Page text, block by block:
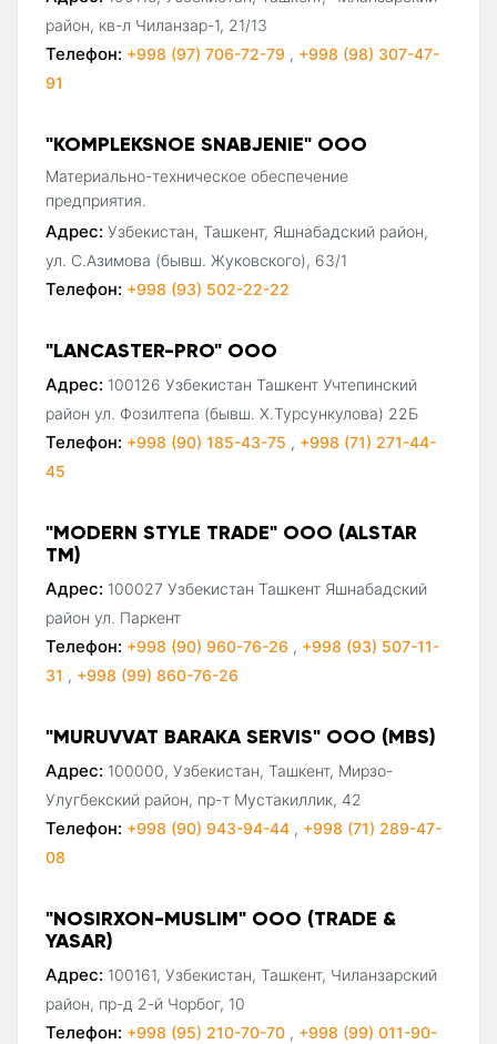
район, кв-л Чиланзар-1, 21/13
Телефон: +998 (97) 706-72-79 , +998 (98) 307-47-
91
"KOMPLEKSNOE SNABJENIE" ООО
Материально-техническое обеспечение
предприятия.
Адрес: Узбекистан, Ташкент, Яшнабадский район,
ул. С.Азимова (бывш. Жуковского), 63/1
Телефон: +998 (93) 502-22-22
"LANCASTER-PRO" ООО
Адрес: 100126 Узбекистан Ташкент Учтепинский
район ул. Фозилтепа (бывш. Х.Турсункулова) 22Б
Телефон: +998 (90) 185-43-75 , +998 (71) 271-44-
45
"MODERN STYLE TRADE" ООО (ALSTAR
ТМ)
Адрес: 100027 Узбекистан Ташкент Яшнабадский
район ул. Паркент
Телефон: +998 (90) 960-76-26 , +998 (93) 507-11-
31 , +998 (99) 860-76-26
"MURUVVAT BARAKA SERVIS" ООО (MBS)
Адрес: 100000, Узбекистан, Ташкент, Мирзо-
Улугбекский район, пр-т Мустакиллик, 42
Телефон: +998 (90) 943-94-44 , +998 (71) 289-47-
08
"NOSIRXON-MUSLIM" ООО (TRADE &
YASAR)
Адрес: 100161, Узбекистан, Ташкент, Чиланзарский
район, пр-д 2-й Чорбог, 10
Телефон: +998 (95) 210-70-70 , +998 (99) 011-90-